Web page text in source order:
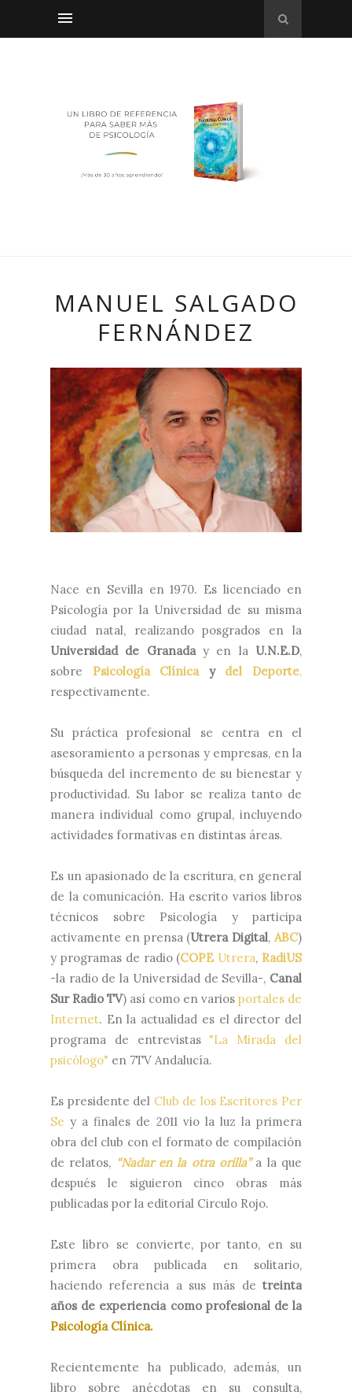
MANUEL SALGADO
FERNÁNDEZ
Nace en Sevilla en 1970. Es licenciado en
Psicología por la Universidad de su misma
ciudad natal, realizando posgrados en la
Universidad de Granaday en la U.N.E.D,
sobre Psicología Clínicay del Deporte,
respectivamente.
Su práctica profesional se centra en el
asesoramiento a personas y empresas, en la
búsqueda del incremento de su bienestar y
productividad. Su labor se realiza tanto de
manera individual como grupal, incluyendo
actividades formativas en distintas áreas.
Es un apasionado de la escritura, en general
de la comunicación. Ha escrito varios libros
técnicos sobre Psicología y participa
activamente en prensa (Utrera Digital,ABC)
y programas de radio (COPEUtrera, RadiUS
-la radio de la Universidad de Sevilla-, Canal
Sur Radio TV) así como en varios portales de
Internet. En la actualidad es el director del
programa de entrevistas "La Mirada del
psicólogo" en 7TV Andalucía.
Es presidente del Club de los Escritores Per
Se y a finales de 2011 vio la luz la primera
obra del club con el formato de compilación
de relatos, “Nadar en la otra orilla” a la que
después le siguieron cinco obras más
publicadas por la editorial Circulo Rojo.
Este libro se convierte, por tanto, en su
primera obra publicada en solitario,
haciendo referencia a sus más de treinta
años de experiencia como profesional de la
Psicología Clínica.
Recientemente ha publicado, además, un
libro sobre anécdotas en su consulta,